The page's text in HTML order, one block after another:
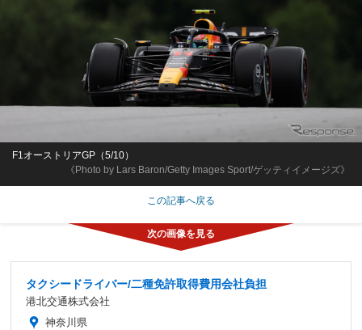
《Photo by Lars Baron/Getty Images Sport/ゲッティイメージズ》
F1オーストリアGP（5/10）
この記事へ戻る
タクシードライバー/二種免許取得費用会社負担
港北交通株式会社
神奈川県